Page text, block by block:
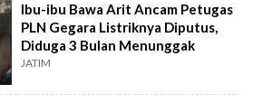
Ibu-ibu Bawa Arit Ancam Petugas
PLN Gegara Listriknya Diputus,
Diduga 3 Bulan Menunggak
JATIM